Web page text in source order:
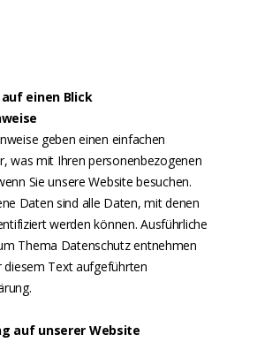
einen Blick
geben einen einfachen
was mit Ihren personenbezogenen
Sie unsere Website besuchen.
Daten sind alle Daten, mit denen
werden können. Ausführliche
Thema Datenschutz entnehmen
diesem Text aufgeführten
auf unserer Website